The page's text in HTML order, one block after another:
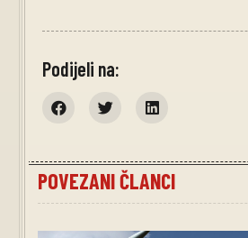
Podijeli na:
POVEZANI ČLANCI